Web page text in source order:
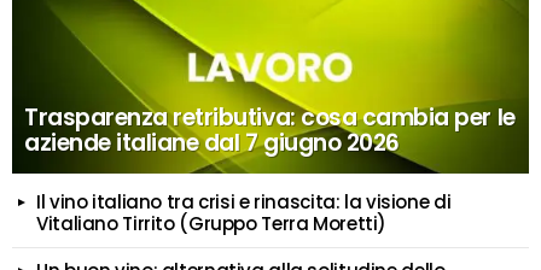
Trasparenza retributiva: cosa cambia per le
aziende italiane dal 7 giugno 2026
Il vino italiano tra crisi e rinascita: la visione di
Vitaliano Tirrito (Gruppo Terra Moretti)